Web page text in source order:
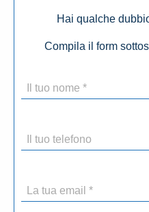
Hai qualche
Compila il form